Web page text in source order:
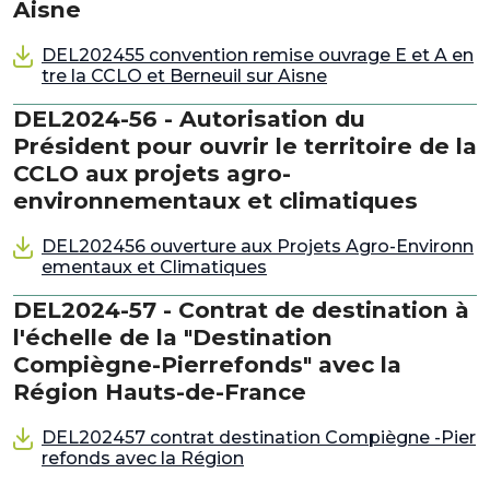
Aisne
DEL202455 convention remise ouvrage E et A en
tre la CCLO et Berneuil sur Aisne
DEL2024-56 - Autorisation du
Président pour ouvrir le territoire de la
CCLO aux projets agro-
environnementaux et climatiques
DEL202456 ouverture aux Projets Agro-Environn
ementaux et Climatiques
DEL2024-57 - Contrat de destination à
l'échelle de la "Destination
Compiègne-Pierrefonds" avec la
Région Hauts-de-France
DEL202457 contrat destination Compiègne -Pier
refonds avec la Région